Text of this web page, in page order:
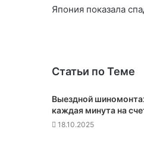
Япония показала
Статьи по Теме
Выездной
каждая минута на
18.10.2025